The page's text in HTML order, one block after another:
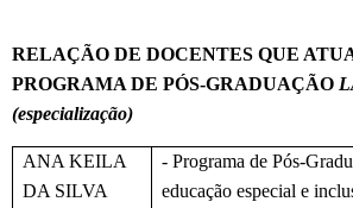
RELAÇÃO DE DOCENTES QUE
PROGRAMA DE PÓS-GRADUAÇÃO
(especialização)
ANA KEILA
DA SILVA
- Programa de Pós-
educação especial e